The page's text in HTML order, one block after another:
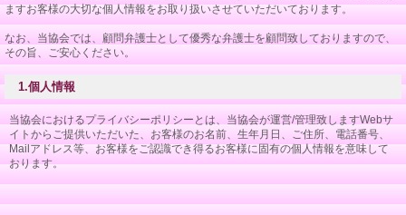
ますお客様の大切な個人情報をお取り扱いさせていただいております。
なお、当協会では、顧問弁護士として優秀な弁護士を顧問致しておりますので、
その旨、ご安心ください。
1.個人情報
当協会におけるプライバシーポリシーとは、当協会が運営/管理致しますWebサ
イトからご提供いただいた、お客様のお名前、生年月日、ご住所、電話番号、
Mailアドレス等、お客様をご認識でき得るお客様に固有の個人情報を意味して
おります。